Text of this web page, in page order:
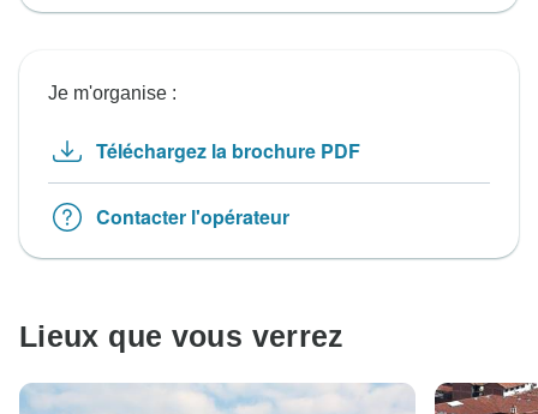
Je m'organise :
Téléchargez la brochure PDF
Contacter l'opérateur
Lieux que vous verrez